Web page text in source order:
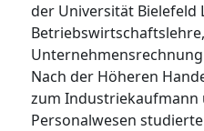
der Universität
Betriebswirtschaftslehre,
Nach der Höheren
zum Industriekaufmann
Personalwesen